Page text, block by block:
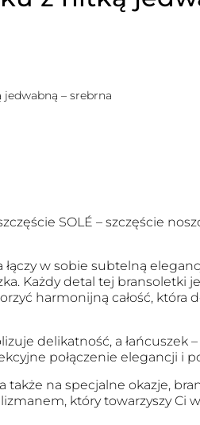
jedwabną – srebrna
SOLÉ – szczęście
łączy w sobie subtelną
Każdy detal tej bransoletki
harmonijną całość, która
delikatność, a łańcuszek –
połączenie elegancji i
także na specjalne okazje,
który towarzyszy Ci